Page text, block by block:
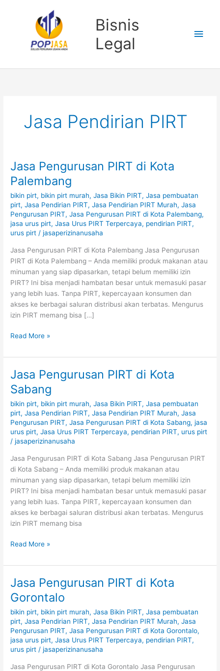
Bisnis
Legal
Jasa Pendirian PIRT
Jasa Pengurusan PIRT di Kota
Palembang
bikin pirt, bikin pirt murah,Jasa Bikin PIRT,Jasa pembuatan
pirt,Jasa Pendirian PIRT,Jasa Pendirian PIRT Murah,Jasa
Pengurusan PIRT,Jasa Pengurusan PIRT di Kota Palembang,
jasa urus pirt,Jasa Urus PIRT Terpercaya, pendirian PIRT,
urus pirt /jasaperizinanusaha
Jasa Pengurusan PIRT di Kota Palembang Jasa Pengurusan
PIRT di Kota Palembang – Anda memiliki produk makanan atau
minuman yang siap dipasarkan, tetapi belum memiliki izin
PIRT? Ini bisa menjadi hambatan besar untuk memasuki pasar
yang lebih luas. Tanpa PIRT, kepercayaan konsumen dan
akses ke berbagai saluran distribusi akan terbatas. Mengurus
izin PIRT memang bisa […]
Jasa
Pengurusan
PIRT
di
Kota
Palembang
Read More »
Jasa Pengurusan PIRT di Kota
Sabang
bikin pirt, bikin pirt murah,Jasa Bikin PIRT,Jasa pembuatan
pirt,Jasa Pendirian PIRT,Jasa Pendirian PIRT Murah,Jasa
Pengurusan PIRT,Jasa Pengurusan PIRT di Kota Sabang,jasa
urus pirt,Jasa Urus PIRT Terpercaya, pendirian PIRT, urus pirt
/jasaperizinanusaha
Jasa Pengurusan PIRT di Kota Sabang Jasa Pengurusan PIRT
di Kota Sabang – Anda memiliki produk makanan atau
minuman yang siap dipasarkan, tetapi belum memiliki izin
PIRT? Ini bisa menjadi hambatan besar untuk memasuki pasar
yang lebih luas. Tanpa PIRT, kepercayaan konsumen dan
akses ke berbagai saluran distribusi akan terbatas. Mengurus
izin PIRT memang bisa
Jasa
Pengurusan
PIRT
di
Kota
Sabang
Read More »
Jasa Pengurusan PIRT di Kota
Gorontalo
bikin pirt, bikin pirt murah,Jasa Bikin PIRT,Jasa pembuatan
pirt,Jasa Pendirian PIRT,Jasa Pendirian PIRT Murah,Jasa
Pengurusan PIRT,Jasa Pengurusan PIRT di Kota Gorontalo,
jasa urus pirt,Jasa Urus PIRT Terpercaya, pendirian PIRT,
urus pirt /jasaperizinanusaha
Jasa Pengurusan PIRT di Kota Gorontalo Jasa Pengurusan
Jasa
Pengurusan
PIRT
di
Kota
Gorontalo